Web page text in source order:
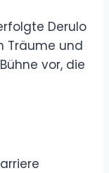
Derulo
Träume und
vor, die